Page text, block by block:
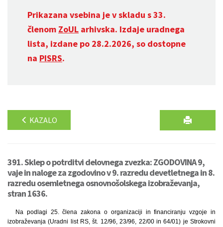
Prikazana vsebina je v skladu s 33.
členom ZoUL arhivska. Izdaje uradnega
lista, izdane po 28.2.2026, so dostopne
na PISRS.
KAZALO
391. Sklep o potrditvi delovnega zvezka: ZGODOVINA 9,
vaje in naloge za zgodovino v 9. razredu devetletnega in 8.
razredu osemletnega osnovnošolskega izobraževanja,
stran 1636.
Na podlagi 25. člena zakona o organizaciji in financiranju vzgoje in
izobraževanja (Uradni list RS, št. 12/96, 23/96, 22/00 in 64/01) je Strokovni